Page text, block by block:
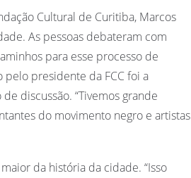
Cultural de Curitiba, Marcos
As pessoas debateram com
para esse processo de
presidente da FCC foi a
discussão. “Tivemos grande
do movimento negro e artistas
da história da cidade. “Isso